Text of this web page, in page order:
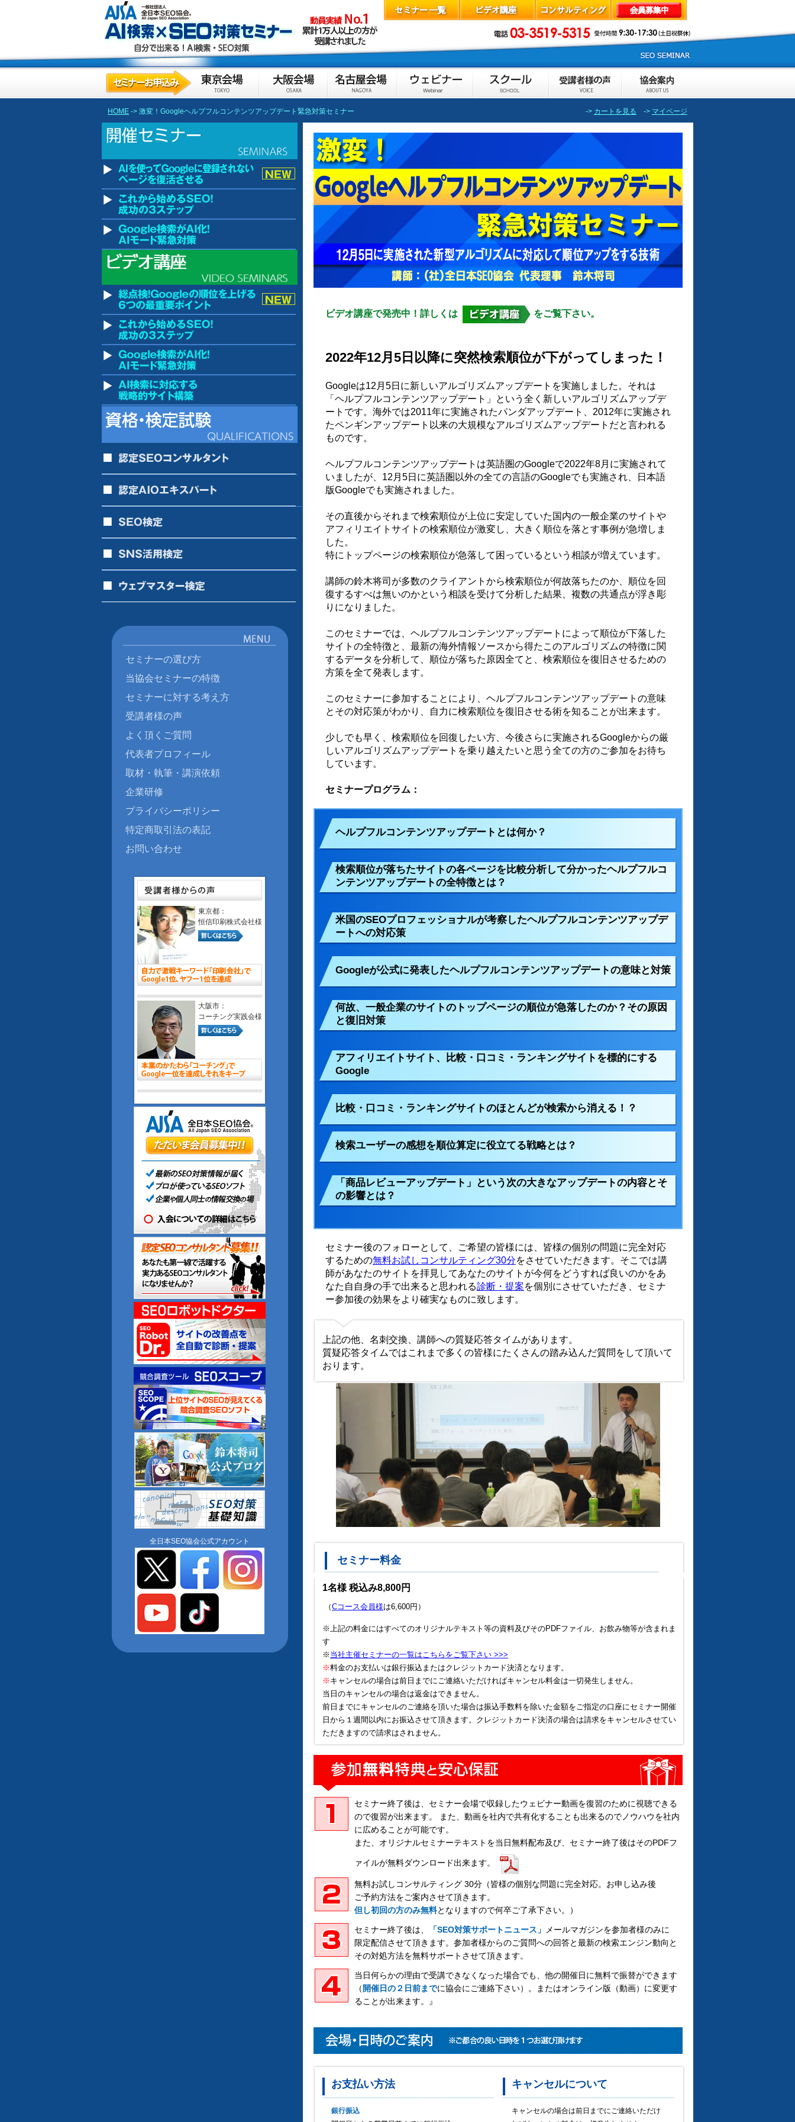
HOME -> 激変！Googleヘルプフルコンテンツアップデート緊急対策セミナー -> カートを見る -> マイページ
ビデオ講座で発売中！詳しくは をご覧下さい。
2022年12月5日以降に突然検索順位が下がってしまった！
Googleは12月5日に新しいアルゴリズムアップデートを実施しました。それは
「ヘルプフルコンテンツアップデート」という全く新しいアルゴリズムアップデ
ートです。海外では2011年に実施されたパンダアップデート、2012年に実施され
たペンギンアップデート以来の大規模なアルゴリズムアップデートだと言われる
ものです。
ヘルプフルコンテンツアップデートは英語圏のGoogleで2022年8月に実施されて
いましたが、12月5日に英語圏以外の全ての言語のGoogleでも実施され、日本語
版Googleでも実施されました。
その直後からそれまで検索順位が上位に安定していた国内の一般企業のサイトや
アフィリエイトサイトの検索順位が激変し、大きく順位を落とす事例が急増しま
した。
特にトップページの検索順位が急落して困っているという相談が増えています。
講師の鈴木将司が多数のクライアントから検索順位が何故落ちたのか、順位を回
復するすべは無いのかという相談を受けて分析した結果、複数の共通点が浮き彫
りになりました。
このセミナーでは、ヘルプフルコンテンツアップデートによって順位が下落した
サイトの全特徴と、最新の海外情報ソースから得たこのアルゴリズムの特徴に関
するデータを分析して、順位が落ちた原因全てと、検索順位を復旧させるための
方策を全て発表します。
このセミナーに参加することにより、ヘルプフルコンテンツアップデートの意味
とその対応策がわかり、自力に検索順位を復旧させる術を知ることが出来ます。
少しでも早く、検索順位を回復したい方、今後さらに実施されるGoogleからの厳
しいアルゴリズムアップデートを乗り越えたいと思う全ての方のご参加をお待ち
しています。
セミナープログラム：
ヘルプフルコンテンツアップデートとは何か？
検索順位が落ちたサイトの各ページを比較分析して分かったヘルプフルコ
ンテンツアップデートの全特徴とは？
米国のSEOプロフェッショナルが考察したヘルプフルコンテンツアップデ
ートへの対応策
Googleが公式に発表したヘルプフルコンテンツアップデートの意味と対策
何故、一般企業のサイトのトップページの順位が急落したのか？その原因
と復旧対策
アフィリエイトサイト、比較・口コミ・ランキングサイトを標的にする
Google
比較・口コミ・ランキングサイトのほとんどが検索から消える！？
検索ユーザーの感想を順位算定に役立てる戦略とは？
「商品レビューアップデート」という次の大きなアップデートの内容とそ
の影響とは？
セミナー後のフォローとして、ご希望の皆様には、皆様の個別の問題に完全対応
するための無料お試しコンサルティング30分をさせていただきます。そこでは講
師があなたのサイトを拝見してあなたのサイトが今何をどうすれば良いのかをあ
なた自自身の手で出来ると思われる診断・提案を個別にさせていただき、セミナ
ー参加後の効果をより確実なものに致します。
上記の他、名刺交換、講師への質疑応答タイムがあります。
質疑応答タイムではこれまで多くの皆様にたくさんの踏み込んだ質問をして頂いて
おります。
セミナー料金
1名様 税込み8,800円
（Cコース会員様は6,600円）
※上記の料金にはすべてのオリジナルテキスト等の資料及びそのPDFファイル、お飲み物等が含まれま
す
※ 当社主催セミナーの一覧はこちらをご覧下さい >>>
※料金のお支払いは銀行振込またはクレジットカード決済となります。
※ キャンセルの場合は前日までにご連絡いただければキャンセル料金は一切発生しません。
当日のキャンセルの場合は返金はできません。
前日までにキャンセルのご連絡を頂いた場合は振込手数料を除いた金額をご指定の口座にセミナー開催
日から１週間以内にお振込させて頂きます。クレジットカード決済の場合は請求をキャンセルさせてい
ただきますので請求はされません。
セミナー終了後は、セミナー会場で収録したウェビナー動画を復習のために視聴できる
ので復習が出来ます。 また、動画を社内で共有化することも出来るのでノウハウを社内
に広めることが可能です。
また、オリジナルセミナーテキストを当日無料配布及び、セミナー終了後はそのPDFフ
ァイルが無料ダウンロード出来ます。
無料お試しコンサルティング 30分（皆様の個別な問題に完全対応。お申し込み後
ご予約方法をご案内させて頂きます。
但し初回の方のみ無料となりますので何卒ご了承下さい。）
セミナー終了後は、 「SEO対策サポートニュース」
メールマガジンを参加者様のみに
限定配信させて頂きます。参加者様からのご質問への回答と最新の検索エンジン動向と
その対処方法を無料サポートさせて頂きます。
当日何らかの理由で受講できなくなった場合でも、他の開催日に無料で振替ができます
（ 開催日の２日前までに協会にご連絡下さい）。またはオンライン版（動画）に変更す
ることが出来ます。』
お支払い方法
銀行振込
キャンセルについて
キャンセルの場合は前日までにご連絡いただけ
セミナーの選び方
当協会セミナーの特徴
セミナーに対する考え方
受講者様の声
よく頂くご質問
代表者プロフィール
取材・執筆・講演依頼
企業研修
プライバシーポリシー
特定商取引法の表記
お問い合わせ
東京都：
恒信印刷株式会社様
大阪市：
コーチング実践会様
全日本SEO協会公式アカウント